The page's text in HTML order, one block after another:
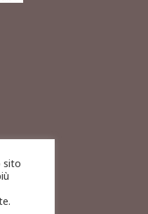
sito